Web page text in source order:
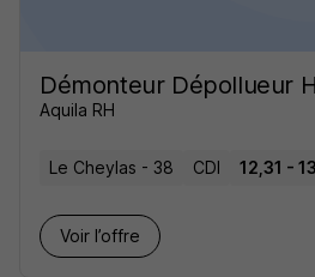
Démonteur Dépollueur
Aquila RH
Le Cheylas - 38 CDI 12,31 -
Voir l’offre